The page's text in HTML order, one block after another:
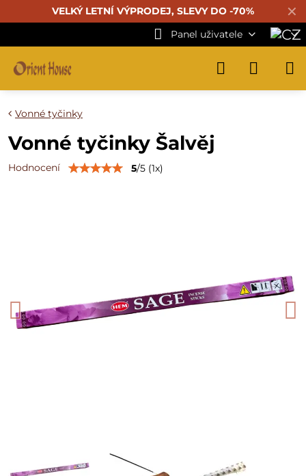
✕
VELKÝ LETNÍ VÝPRODEJ, SLEVY DO -70%
Panel uživatele
Vonné tyčinky
Vonné tyčinky Šalvěj
Hodnocení 5/5 (1x)